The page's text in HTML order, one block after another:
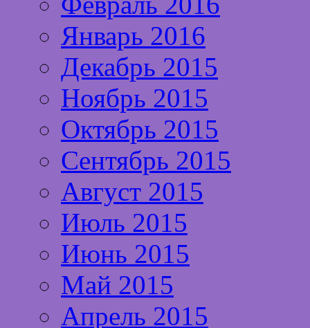
Январь 2016
Декабрь 2015
Ноябрь 2015
Октябрь 2015
Сентябрь 2015
Август 2015
Июль 2015
Июнь 2015
Май 2015
Апрель 2015